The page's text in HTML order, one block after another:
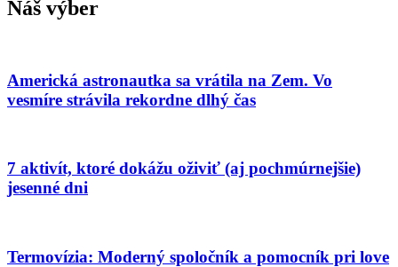
Náš výber
Americká astronautka sa vrátila na Zem. Vo
vesmíre strávila rekordne dlhý čas
7 aktivít, ktoré dokážu oživiť (aj pochmúrnejšie)
jesenné dni
Termovízia: Moderný spoločník a pomocník pri love